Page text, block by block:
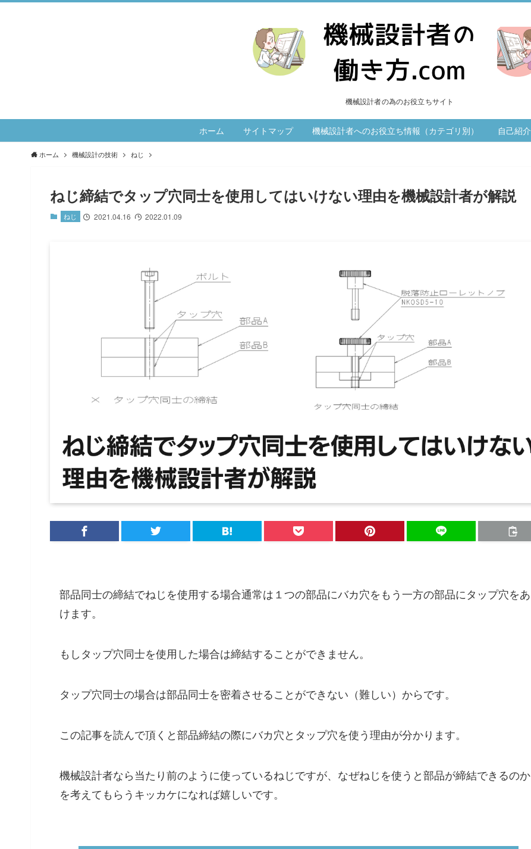
機械設計者の為のお役立ちサイト
ホーム サイトマップ 機械設計者へのお役立ち情報（カテゴリ別） 自己紹介
ホーム 機械設計の技術 ねじ
ねじ締結でタップ穴同士を使用してはいけない理由を機械設計者が解説
ねじ 2021.04.16 2022.01.09
部品同士の締結でねじを使用する場合通常は１つの部品にバカ穴をもう一方の部品にタップ穴をあ
けます。
もしタップ穴同士を使用した場合は締結することができません。
タップ穴同士の場合は部品同士を密着させることができない（難しい）からです。
この記事を読んで頂くと部品締結の際にバカ穴とタップ穴を使う理由が分かります。
機械設計者なら当たり前のように使っているねじですが、なぜねじを使うと部品が締結できるのか
を考えてもらうキッカケになれば嬉しいです。